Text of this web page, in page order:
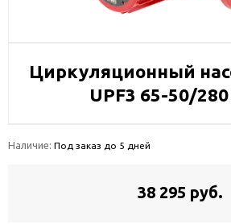
Циркуляционный
UPF3 65-50/
Наличие: Под заказ до 5 дней
38 295 руб.